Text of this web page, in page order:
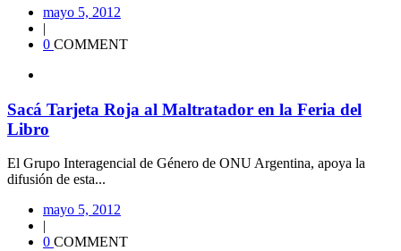
mayo 5, 2012
|
0 COMMENT
Sacá Tarjeta Roja al Maltratador en la Feria del
Libro
El Grupo Interagencial de Género de ONU Argentina, apoya la
difusión de esta...
mayo 5, 2012
|
0 COMMENT